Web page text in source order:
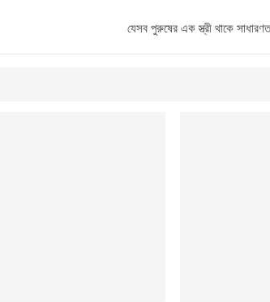
যেসব পুরুষের এক স্ত্রী থাকে